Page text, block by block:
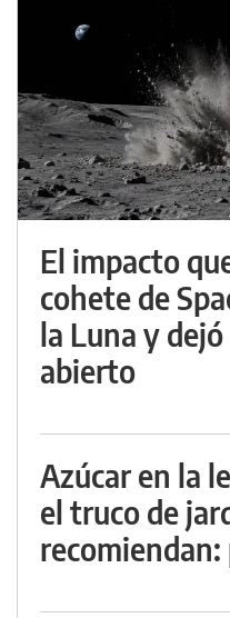
El impacto
cohete de
la Luna y
abierto
Azúcar en la
el truco de